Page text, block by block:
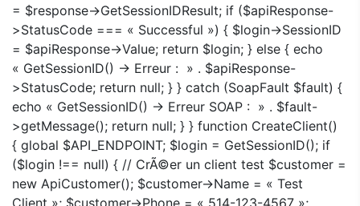
= $response->GetSessionIDResult; if ($apiResponse-
>StatusCode === « Successful ») { $login->SessionID
= $apiResponse->Value; return $login; } else { echo
« GetSessionID() -> Erreur : » . $apiResponse-
>StatusCode; return null; } } catch (SoapFault $fault) {
echo « GetSessionID() -> Erreur SOAP : » . $fault-
>getMessage(); return null; } } function CreateClient()
{ global $API_ENDPOINT; $login = GetSessionID(); if
($login !== null) { // CrÃ©er un client test $customer =
new ApiCustomer(); $customer->Name = « Test
Client »; $customer->Phone = « 514-123-4567 »;